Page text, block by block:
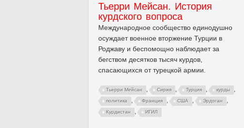
Тьерри Мейсан. История
курдского вопроса
Международное сообщество единодушно
осуждает военное вторжение Турции в
Роджаву и беспомощно наблюдает за
бегством десятков тысяч курдов,
спасающихся от турецкой армии.
Тьерри Мейсан , Сирия , Турция , курды ,
политика , Франция , США , Эрдоган ,
Курдистан , ИГИЛ